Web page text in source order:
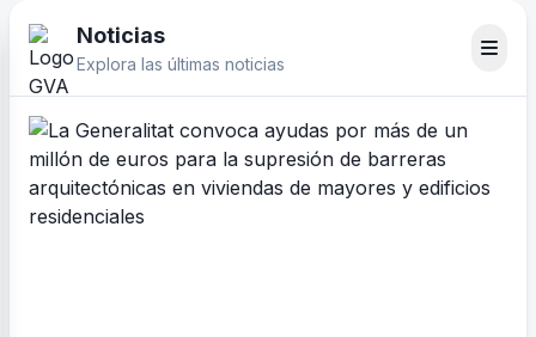
Noticias
Explora las últimas noticias